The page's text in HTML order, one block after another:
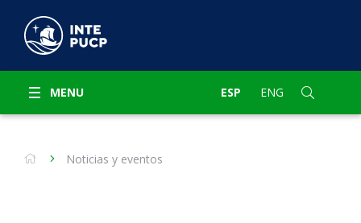
MENU ESP ENG
Noticias y eventos